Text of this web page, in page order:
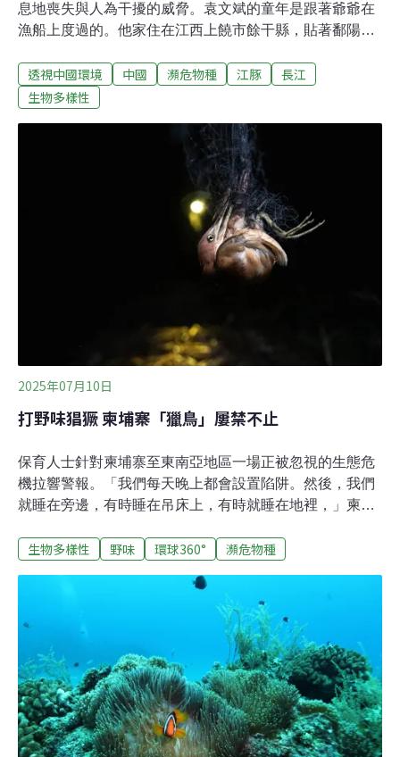
息地喪失與人為干擾的威脅。袁文斌的童年是跟著爺爺在
漁船上度過的。他家住在江西上饒市餘干縣，貼著鄱陽湖
捉迷藏。那時，鄱陽湖湖水十分澄澈，一束光打下去，兩
公尺深處的小魚蝦都能看著。有時，爺爺會跟他講長江特
有大量的候鳥和江豚，與現在的環境相比，「簡直無法想
像」。想不到近半世紀後，自己要擔起巡視江豚的角色。
2000年左右，面對白鱀豚的族群驟降，並去向功能性滅
絕，一度「數也數不清」的江豚也引起關注。 2006年的長
江淡水豚科考證實了這場危機，當時統計的江豚數量為約
1800頭，相比1991 年下降了約一半。六年後的科考中，
此數字繼續下跌，直到2022年才回升至約1249頭。但根據
透視中國環境 中國 瀕危物種 江豚
長江
生物多樣性
2025年07月10日
打野味猖獗 柬埔寨「獵鳥」屢禁不止
保育人士針對柬埔寨至東南亞地區一場正被忽視的生態危
機拉響警報。「我們每天晚上都會設置陷阱。然後，我們
就睡在旁邊，有時睡在吊床上，有時就睡在地裡，」柬埔
（Samnang）的農民說道。桑南所在的村莊幾乎所有男性
攜帶式揚聲器播放鳥叫聲來誘鳥。「多的時候，一晚就可
以抓到十來隻鳥。」然後，這些捕獲的鳥就作為野味在路
邊攤或附近市場出售。桑南說，在鳥類聚集的洞里薩河
（Tonle Sap River）一帶，捕鳥人一晚甚至可以捕獲50、
60隻鳥。《對話地球》在保育NGO國際鳥盟（BirdLife
International）的研究中看到，在柬埔寨乃至整個東南亞地
區，獵鳥活動十分猖獗。紀錄顯示，光是過去十年間，就
有500多種鳥類遭到獵殺。
生物多樣性 野味 環球360° 瀕危物種